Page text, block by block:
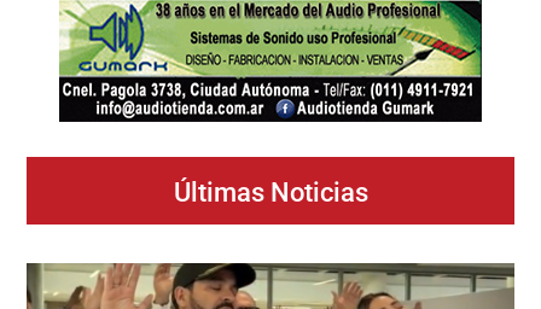
Últimas Noticias